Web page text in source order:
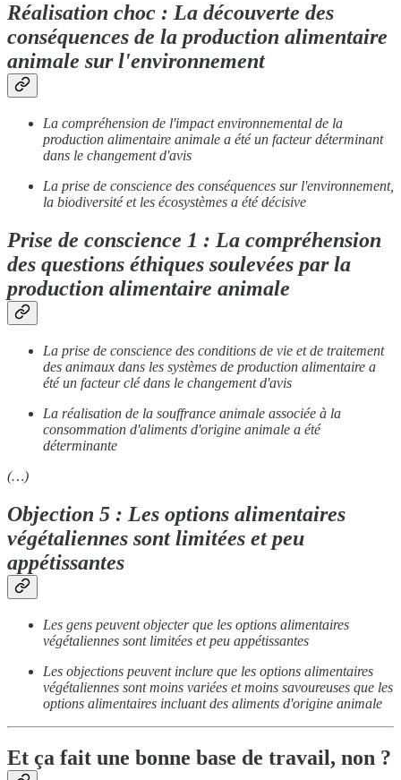
Réalisation choc : La découverte des
conséquences de la production alimentaire
animale sur l'environnement
La compréhension de l'impact environnemental de la
production alimentaire animale a été un facteur déterminant
dans le changement d'avis
La prise de conscience des conséquences sur l'environnement,
la biodiversité et les écosystèmes a été décisive
Prise de conscience 1 : La compréhension
des questions éthiques soulevées par la
production alimentaire animale
La prise de conscience des conditions de vie et de traitement
des animaux dans les systèmes de production alimentaire a
été un facteur clé dans le changement d'avis
La réalisation de la souffrance animale associée à la
consommation d'aliments d'origine animale a été
déterminante
(…)
Objection 5 : Les options alimentaires
végétaliennes sont limitées et peu
appétissantes
Les gens peuvent objecter que les options alimentaires
végétaliennes sont limitées et peu appétissantes
Les objections peuvent inclure que les options alimentaires
végétaliennes sont moins variées et moins savoureuses que les
options alimentaires incluant des aliments d'origine animale
Et ça fait une bonne base de travail, non ?